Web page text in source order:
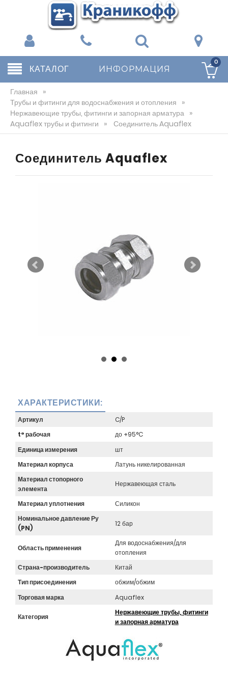
КАТАЛОГ ИНФОРМАЦИЯ
0
Главная »
Трубы и фитинги для водоснабжения и отопления »
Нержавеющие трубы, фитинги и запорная арматура »
Aquaflex трубы и фитинги » Соединитель Aquaflex
Соединитель Aquaflex
ХАРАКТЕРИСТИКИ:
Артикул
C/P
t° рабочая
до +95°C
Единица измерения
шт
Материал корпуса
Латунь никелированная
Материал стопорного
элемента
Нержавеющая сталь
Материал уплотнения
Силикон
Номинальное давление Ру
(PN)
12 бар
Область применения
Для водоснабжения/для
отопления
Страна-производитель
Китай
Тип присоединения
обжим/обжим
Торговая марка
Aquaflex
Категория
Нержавеющие трубы, фитинги
и запорная арматура